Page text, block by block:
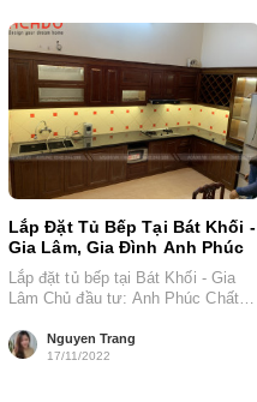
Lắp Đặt Tủ Bếp Tại Bát Khối -
Gia Lâm, Gia Đình Anh Phúc
Lắp đặt tủ bếp tại Bát Khối - Gia
Lâm Chủ đầu tư: Anh Phúc Chất
Nguyen Trang
17/11/2022